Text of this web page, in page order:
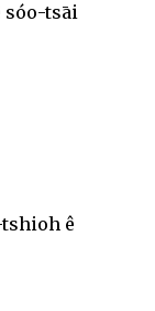
sóo-tsāi
ê